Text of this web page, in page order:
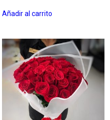
Añadir al carrito